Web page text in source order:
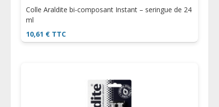
Colle Araldite bi-composant Instant – seringue de 24
ml
10,61 € TTC